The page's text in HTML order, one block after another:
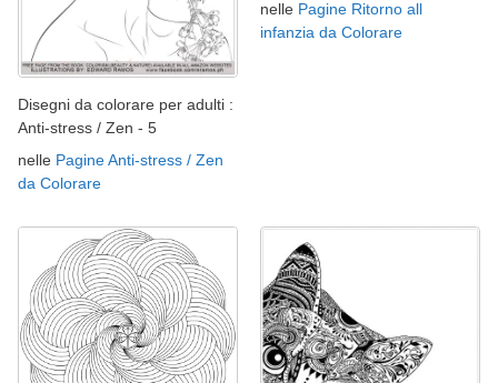
Disegni da colorare per adulti :
Anti-stress / Zen - 5
nelle Pagine Anti-stress / Zen
da Colorare
nelle Pagine Ritorno all
infanzia da Colorare